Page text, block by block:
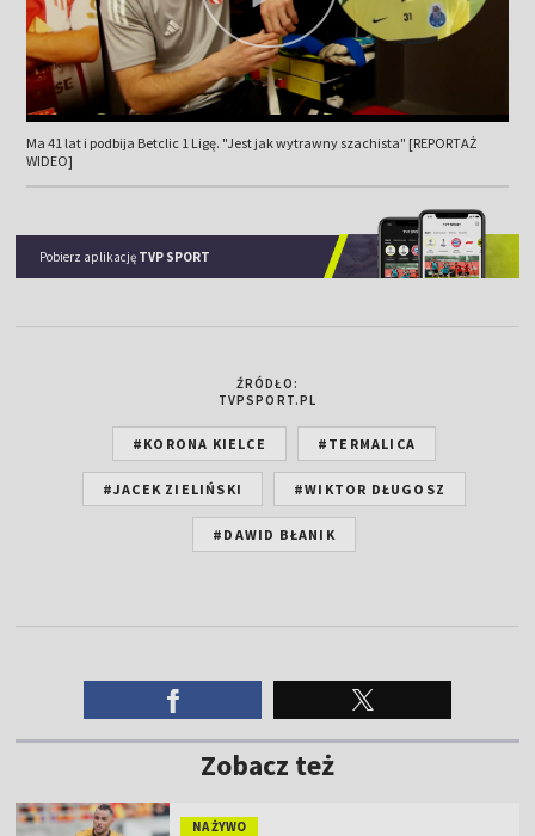
Ma 41 lat i podbija Betclic 1 Ligę. "Jest jak wytrawny szachista" [REPORTAŻ
WIDEO]
Pobierz aplikację TVP SPORT
ŹRÓDŁO:
TVPSPORT.PL
#KORONA KIELCE #TERMALICA
#JACEK ZIELIŃSKI #WIKTOR DŁUGOSZ
#DAWID BŁANIK
Zobacz też
NA ŻYWO